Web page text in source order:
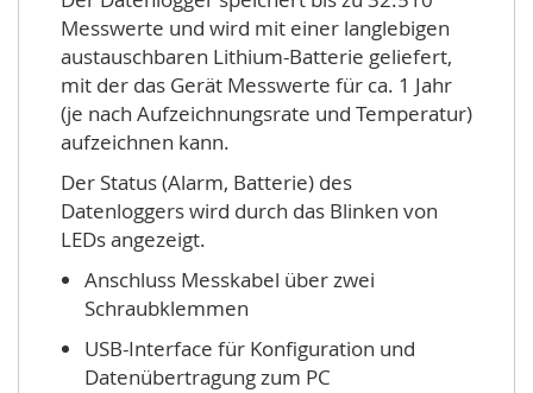
Messwerte und wird mit einer langlebigen
austauschbaren Lithium-Batterie geliefert,
mit der das Gerät Messwerte für ca. 1 Jahr
(je nach Aufzeichnungsrate und Temperatur)
aufzeichnen kann.
Der Status (Alarm, Batterie) des
Datenloggers wird durch das Blinken von
LEDs angezeigt.
Anschluss Messkabel über zwei
Schraubklemmen
USB-Interface für Konfiguration und
Datenübertragung zum PC